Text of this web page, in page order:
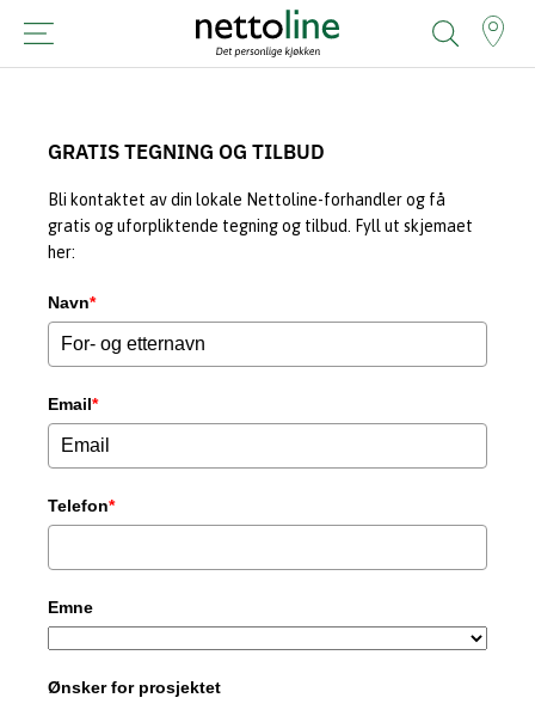
GRATIS TEGNING OG TILBUD
Bli kontaktet av din lokale Nettoline-forhandler og få
gratis og uforpliktende tegning og tilbud. Fyll ut skjemaet
her:
Navn*
Email*
Telefon*
Emne
Ønsker for prosjektet